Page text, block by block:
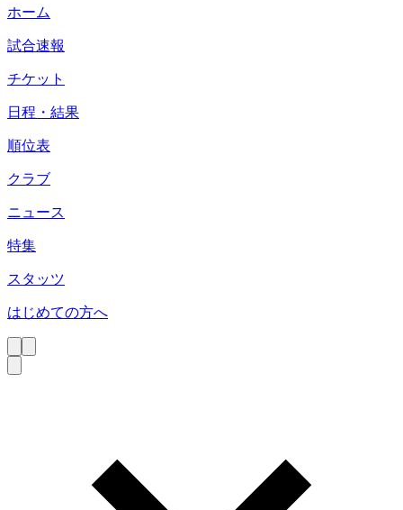
ホーム
試合速報
チケット
日程・結果
順位表
クラブ
ニュース
特集
スタッツ
はじめての方へ